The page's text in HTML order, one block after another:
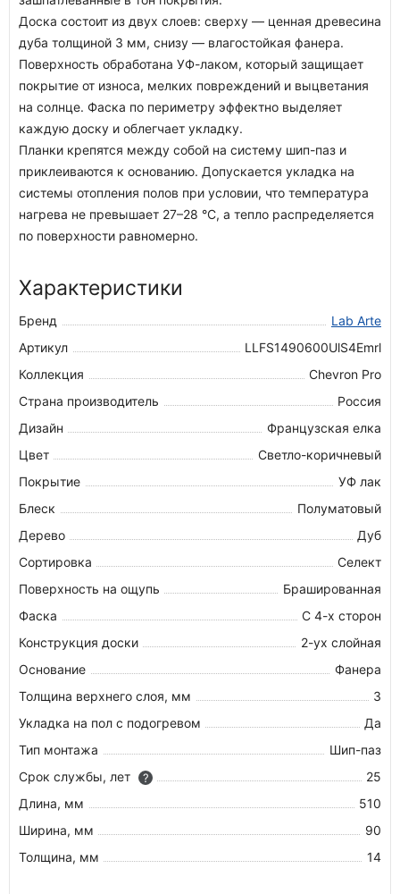
Доска состоит из двух слоев: сверху — ценная древесина
дуба толщиной 3 мм, снизу — влагостойкая фанера.
Поверхность обработана УФ-лаком, который защищает
покрытие от износа, мелких повреждений и выцветания
на солнце. Фаска по периметру эффектно выделяет
каждую доску и облегчает укладку.
Планки крепятся между собой на систему шип-паз и
приклеиваются к основанию. Допускается укладка на
системы отопления полов при условии, что температура
нагрева не превышает 27–28 °C, а тепло распределяется
по поверхности равномерно.
Характеристики
Бренд
Lab Arte
Артикул
LLFS1490600UlS4Emrl
Коллекция
Chevron Pro
Страна производитель
Россия
Дизайн
Французская елка
Цвет
Светло-коричневый
Покрытие
УФ лак
Блеск
Полуматовый
Дерево
Дуб
Сортировка
Селект
Поверхность на ощупь
Брашированная
Фаска
С 4-х сторон
Конструкция доски
2-ух слойная
Основание
Фанера
Толщина верхнего слоя, мм
3
Укладка на пол c подогревом
Да
Тип монтажа
Шип-паз
Срок службы, лет
?
25
Длина, мм
510
Ширина, мм
90
Толщина, мм
14